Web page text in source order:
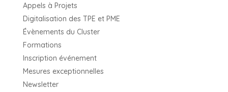
Appels à Projets
Digitalisation des TPE et PME
Évènements du Cluster
Formations
Inscription événement
Mesures exceptionnelles
Newsletter